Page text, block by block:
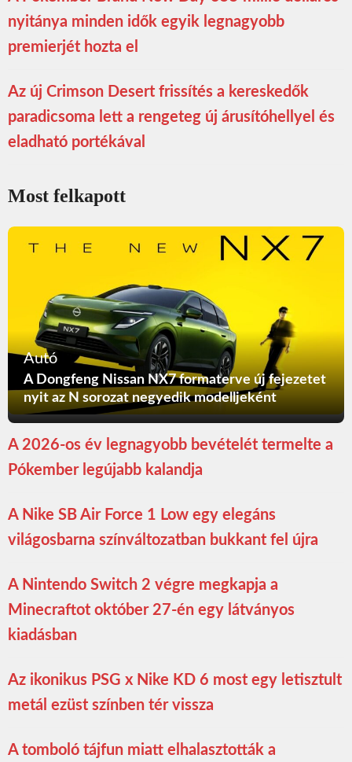
nyitánya minden idők egyik legnagyobb
premierjét hozta el
Az új Crimson Desert frissítés a kereskedők
paradicsoma lett a rengeteg új árusítóhellyel és
eladható portékával
Most felkapott
Autó
A Dongfeng Nissan NX7 formaterve új fejezetet
nyit az N sorozat negyedik modelljeként
A 2026-os év legnagyobb bevételét termelte a
Pókember legújabb kalandja
A Nike SB Air Force 1 Low egy elegáns
világosbarna színváltozatban bukkant fel újra
A Nintendo Switch 2 végre megkapja a
Minecraftot október 27-én egy látványos
kiadásban
Az ikonikus PSG x Nike KD 6 most egy letisztult
metál ezüst színben tér vissza
A tomboló tájfun miatt elhalasztották a